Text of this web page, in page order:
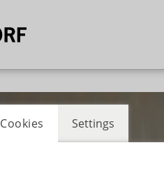
Cookies Settings